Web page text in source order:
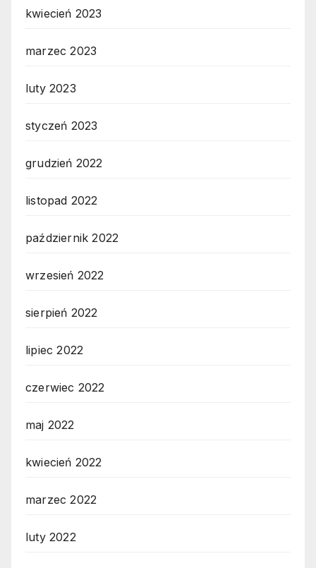
kwiecień 2023
marzec 2023
luty 2023
styczeń 2023
grudzień 2022
listopad 2022
październik 2022
wrzesień 2022
sierpień 2022
lipiec 2022
czerwiec 2022
maj 2022
kwiecień 2022
marzec 2022
luty 2022